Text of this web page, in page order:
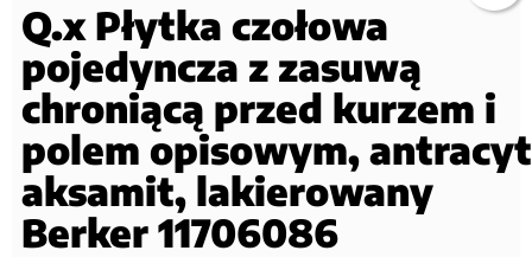
Q.x Płytka czołowa
pojedyncza z zasuwą
chroniącą przed kurzem i
polem opisowym, antracyt
aksamit, lakierowany
Berker 11706086